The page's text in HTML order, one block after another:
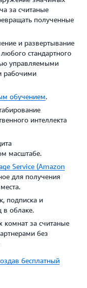
за считаные
полученные
и развертывание
стандартного
управляемыми
рабочими
обучением.
интеллекта
масштабе.
Service (Amazon
для получения
подписка и
в облаке.
комнат за считаные
без
бесплатный